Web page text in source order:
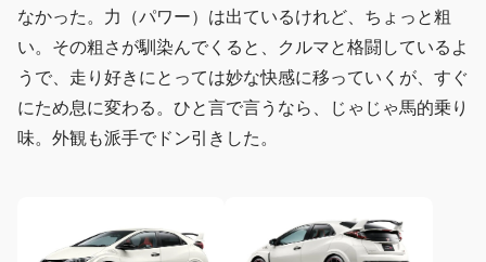
なかった。力（パワー）は出ているけれど、ちょっと粗
い。その粗さが馴染んでくると、クルマと格闘しているよ
うで、走り好きにとっては妙な快感に移っていくが、すぐ
にため息に変わる。ひと言で言うなら、じゃじゃ馬的乗り
味。外観も派手でドン引きした。